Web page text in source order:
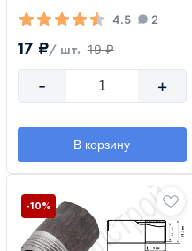
4.5 2
17 ₽/ шт. 19 ₽
- +
В корзину
-10%